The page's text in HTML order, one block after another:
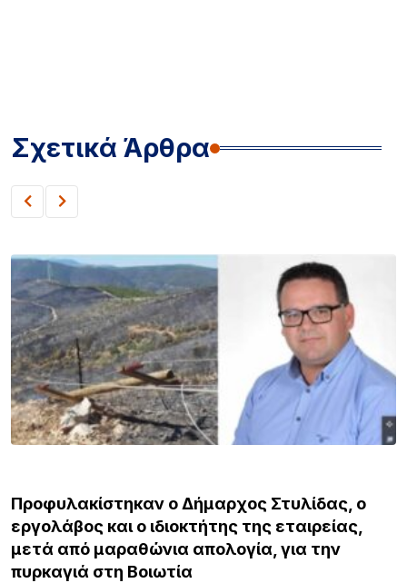
Σχετικά Άρθρα
Προφυλακίστηκαν ο Δήμαρχος Στυλίδας, ο
εργολάβος και ο ιδιοκτήτης της εταιρείας,
μετά από μαραθώνια απολογία, για την
πυρκαγιά στη Βοιωτία